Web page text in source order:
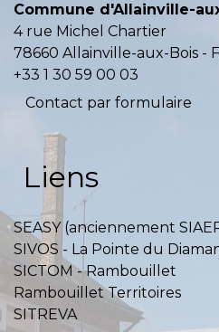
Commune d'Allainville-
4 rue Michel Chartier
78660 Allainville-aux-Bois -
+33 1 30 59 00 03
Contact par formulaire
Liens
SEASY (anciennement
SIVOS - La Pointe du
SICTOM - Rambouillet
Rambouillet Territoires
SITREVA